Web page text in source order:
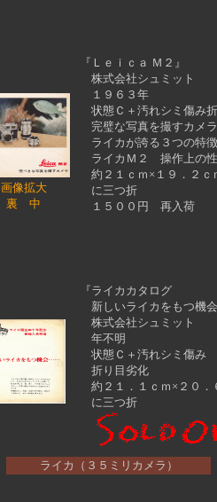
画像拡大
裏
中
『Ｌｅｉｃａ Ｍ２』
株式会社シュミット
１９６３年
状態Ｃ＋汚れシミ傷み
完璧な写真を撮すカメラ
ライカが誇る３つの特徴
ライカＭ２ 操作上の
約２１ｃｍ×１９．２ｃ
に三つ折
１５００円 再入荷
『ライカカタログ
新しいライカをもつ機
株式会社シュミット
年不明
状態Ｃ＋汚れシミ傷み
折り目劣化
約２１．１ｃｍ×２０．
に三つ折
ライカ（３５ミリカメラ）